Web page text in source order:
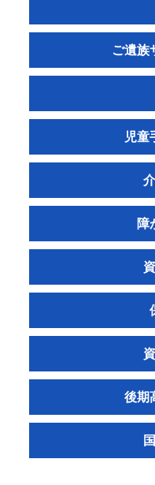
混雑予想カレンダー
ご遺族
児童
障
後期